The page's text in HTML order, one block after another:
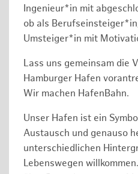
Ingenieur*in mit
ob als
Umsteiger*in mit
Lass uns gemeinsam die
Hamburger Hafen
Wir machen HafenBahn.
Unser Hafen ist ein
Austausch und genauso
unterschiedlichen
Lebenswegen